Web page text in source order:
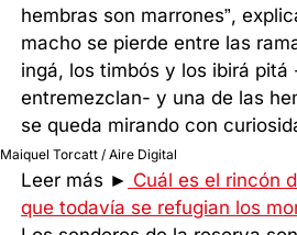
hembras son marrones”,
macho se pierde entre las
ingá, los timbós y los ibirá pitá
entremezclan- y una de las
se queda mirando con
Maiquel Torcatt / Aire Digital
Leer más ► Cuál es el rincón
que todavía se refugian los